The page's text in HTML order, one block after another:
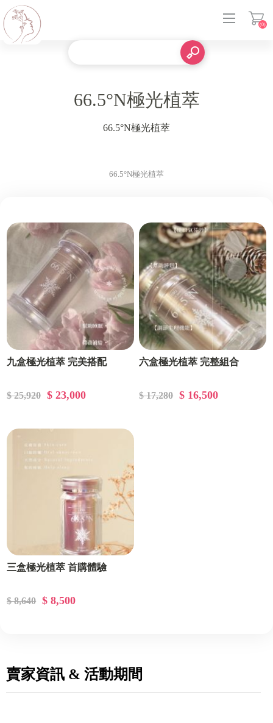
(0)
66.5°N極光植萃
66.5°N極光植萃
66.5°N極光植萃
九盒極光植萃 完美搭配
$ 25,920 $ 23,000
六盒極光植萃 完整組合
$ 17,280 $ 16,500
三盒極光植萃 首購體驗
$ 8,640 $ 8,500
賣家資訊 & 活動期間